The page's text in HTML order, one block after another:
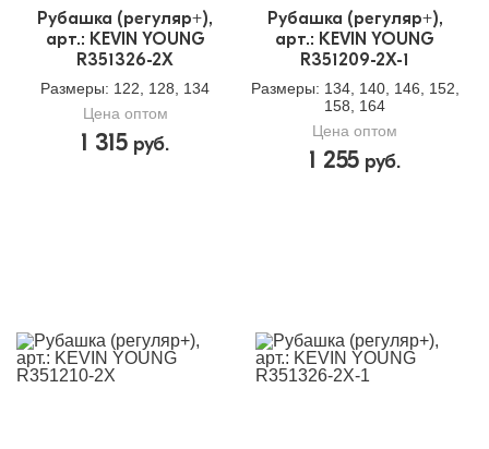
Рубашка (регуляр+),
арт.: KEVIN YOUNG
R351326-2X
Размеры: 122, 128, 134
Цена оптом
1 315 руб.
Рубашка (регуляр+),
арт.: KEVIN YOUNG
R351209-2X-1
Размеры: 134, 140, 146, 152,
158, 164
Цена оптом
1 255 руб.